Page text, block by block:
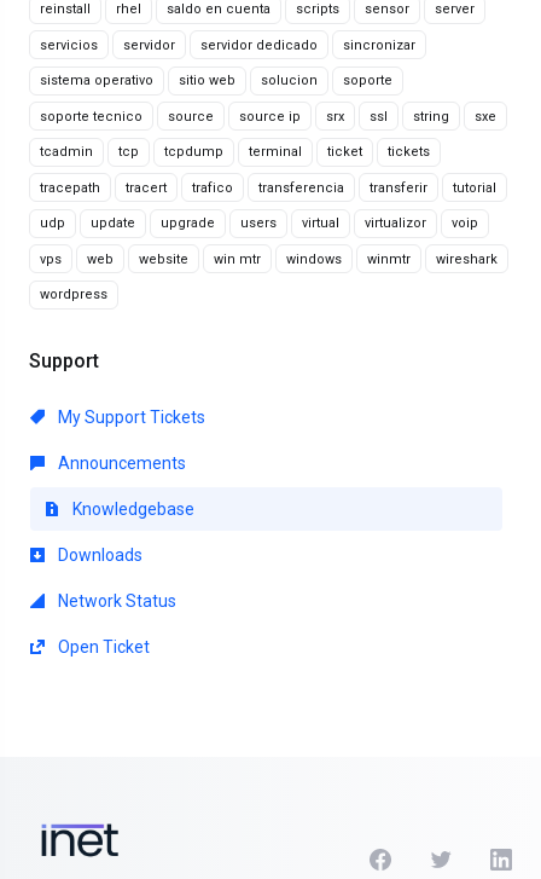
reinstall rhel saldo en cuenta scripts sensor server
servicios servidor servidor dedicado sincronizar
sistema operativo sitio web solucion soporte
soporte tecnico source source ip srx ssl string sxe
tcadmin tcp tcpdump terminal ticket tickets
tracepath tracert trafico transferencia transferir tutorial
udp update upgrade users virtual virtualizor voip
vps web website win mtr windows winmtr wireshark
wordpress
Support
My Support Tickets
Announcements
Knowledgebase
Downloads
Network Status
Open Ticket